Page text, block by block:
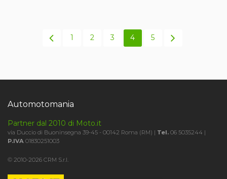
1 2 3 4 5
Automotomania
Partner dal 2010 di Moto.it
via Duccio di Buoninsegna 39-45 - 00142 Roma (RM) | Tel. 06 5035244 |
P.IVA 01830251003
© 2010-2026 CRM S.r.l.